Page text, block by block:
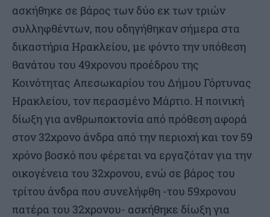
ασκήθηκε σε βάρος των δύο εκ των τριών
συλληφθέντων, που οδηγήθηκαν σήμερα στα
δικαστήρια Ηρακλείου, με φόντο την υπόθεση
θανάτου του 49χρονου προέδρου της
Κοινότητας Απεσωκαρίου του Δήμου Γόρτυνας
Ηρακλείου, τον περασμένο Μάρτιο. Η ποινική
δίωξη για ανθρωποκτονία από πρόθεση αφορά
στον 32χρονο άνδρα από την περιοχή και τον 59
χρόνο βοσκό που φέρεται να εργαζόταν για την
οικογένεια του 32χρονου, ενώ σε βάρος του
τρίτου άνδρα που συνελήφθη -του 59χρονου
πατέρα του 32χρονου- ασκήθηκε δίωξη για